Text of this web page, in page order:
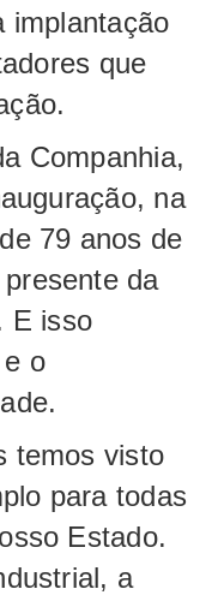
implantação
que
Companhia,
na
79 anos de
da
E isso
o
temos visto
para todas
Estado.
a